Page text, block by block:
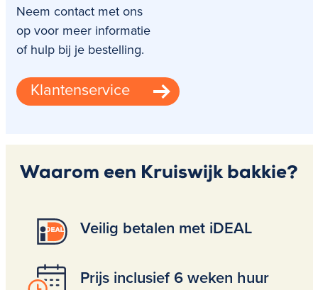
Neem contact met ons
op voor meer informatie
of hulp bij je bestelling.
Klantenservice
Waarom een Kruiswijk bakkie?
Veilig betalen met iDEAL
Prijs inclusief 6 weken huur